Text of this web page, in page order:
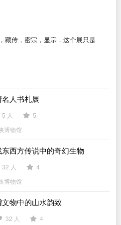
藏传，密宗，显宗，这个展只是
人书札展
5 人
5
博物馆
西方传说中的奇幻生物
32 人
4
博物馆
物中的山水韵致
32 人 4